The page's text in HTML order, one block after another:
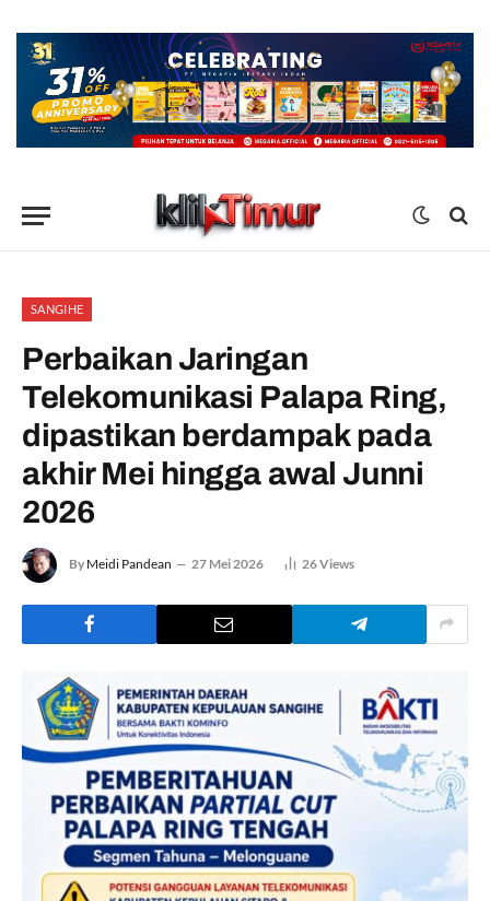
SANGIHE
Perbaikan Jaringan
Telekomunikasi Palapa Ring,
dipastikan berdampak pada
akhir Mei hingga awal Junni
2026
By Meidi Pandean 27 Mei 2026 26Views